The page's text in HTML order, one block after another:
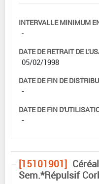
INTERVALLE MINIMUM
-
DATE DE RETRAIT DE
05/02/1998
DATE DE FIN DE
-
DATE DE FIN
-
[15101901]
Sem.*Répulsif